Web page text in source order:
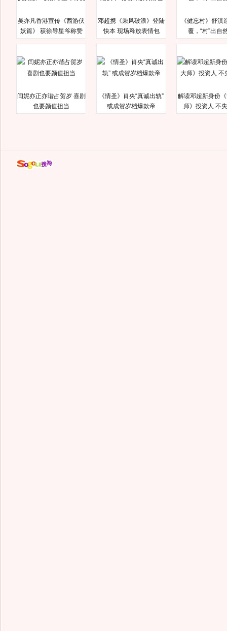
吴亦凡香港宣传《西游伏
妖篇》 获徐导星爷称赞
邓超携《乘风破浪》登陆
快本 现场释放表情包
《健忘村》舒淇
覆，“村”出自
闫妮亦正亦谐占贺岁 喜剧
也要颜值担当
《情圣》肖央“真诚出轨”
或成贺岁档爆款帝
解读邓超新身份
师》投资人 不